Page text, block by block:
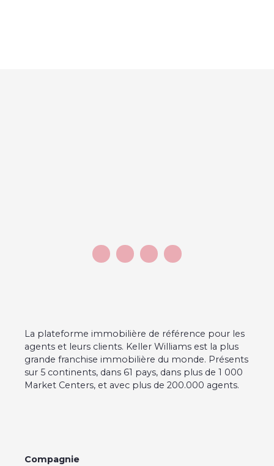
La plateforme immobilière de référence pour les
agents et leurs clients. Keller Williams est la plus
grande franchise immobilière du monde. Présents
sur 5 continents, dans 61 pays, dans plus de 1 000
Market Centers, et avec plus de 200.000 agents.
Compagnie